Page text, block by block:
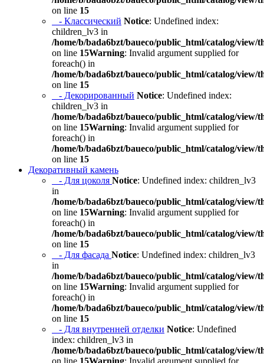
on line 15
- Классический Notice: Undefined index:
children_lv3 in
/home/b/bada6bzt/baueco/public_html/catalog/view/
on line 15Warning: Invalid argument supplied for
foreach() in
/home/b/bada6bzt/baueco/public_html/catalog/view/
on line 15
- Декорированный Notice: Undefined index:
children_lv3 in
/home/b/bada6bzt/baueco/public_html/catalog/view/
on line 15Warning: Invalid argument supplied for
foreach() in
/home/b/bada6bzt/baueco/public_html/catalog/view/
on line 15
Декоративный камень
- Для цоколя Notice: Undefined index: children_lv3
in
/home/b/bada6bzt/baueco/public_html/catalog/view/
on line 15Warning: Invalid argument supplied for
foreach() in
/home/b/bada6bzt/baueco/public_html/catalog/view/
on line 15
- Для фасада Notice: Undefined index: children_lv3
in
/home/b/bada6bzt/baueco/public_html/catalog/view/
on line 15Warning: Invalid argument supplied for
foreach() in
/home/b/bada6bzt/baueco/public_html/catalog/view/
on line 15
- Для внутренней отделки Notice: Undefined
index: children_lv3 in
/home/b/bada6bzt/baueco/public_html/catalog/view/
on line 15Warning: Invalid argument supplied for